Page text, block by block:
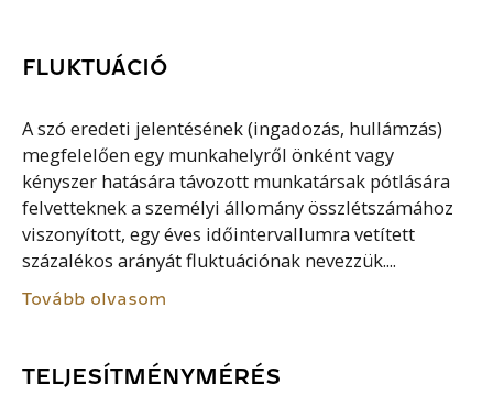
FLUKTUÁCIÓ
A szó eredeti jelentésének (ingadozás, hullámzás)
megfelelően egy munkahelyről önként vagy
kényszer hatására távozott munkatársak pótlására
felvetteknek a személyi állomány összlétszámához
viszonyított, egy éves időintervallumra vetített
százalékos arányát fluktuációnak nevezzük....
Tovább olvasom
TELJESÍTMÉNYMÉRÉS